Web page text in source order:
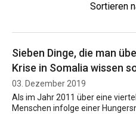
Sortieren
Sieben Dinge, die man
Krise in Somalia wissen
03. Dezember 2019
Als im Jahr 2011 über eine
Menschen infolge einer